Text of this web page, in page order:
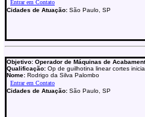
Cidades de Atuação: São Paulo, SP
Objetivo: Operador de Máquinas de
Qualificação: Op de guilhotina linear cortes
Nome: Rodrigo da Silva Palombo
Cidades de Atuação: São Paulo, SP